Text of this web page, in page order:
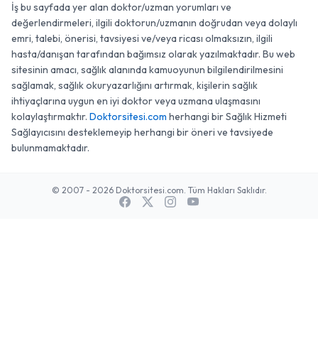
İş bu sayfada yer alan doktor/uzman yorumları ve
değerlendirmeleri, ilgili doktorun/uzmanın doğrudan veya dolaylı
emri, talebi, önerisi, tavsiyesi ve/veya ricası olmaksızın, ilgili
hasta/danışan tarafından bağımsız olarak yazılmaktadır. Bu web
sitesinin amacı, sağlık alanında kamuoyunun bilgilendirilmesini
sağlamak, sağlık okuryazarlığını artırmak, kişilerin sağlık
ihtiyaçlarına uygun en iyi doktor veya uzmana ulaşmasını
kolaylaştırmaktır. Doktorsitesi.com herhangi bir Sağlık Hizmeti
Sağlayıcısını desteklemeyip herhangi bir öneri ve tavsiyede
bulunmamaktadır.
© 2007 - 2026 Doktorsitesi.com. Tüm Hakları Saklıdır.